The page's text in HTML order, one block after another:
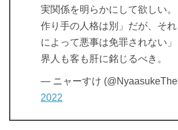
実関係を明らかにして欲しい
作り手の人格は別」だが、そ
によって悪事は免罪されない
界人も客も肝に銘じるべき。
— ニャーすけ
2022